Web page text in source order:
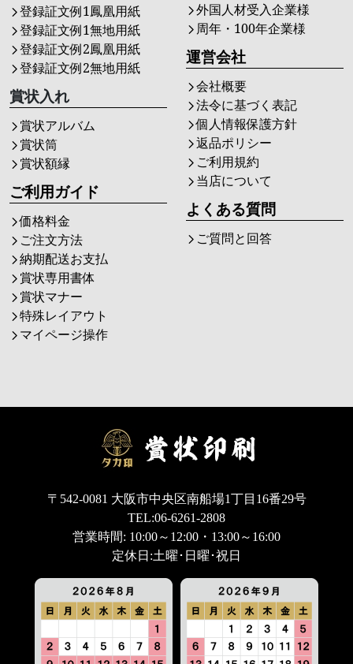
登録証文例1鳳凰用紙
登録証文例1無地用紙
登録証文例2鳳凰用紙
登録証文例2無地用紙
賞状入れ
賞状アルバム
賞状筒
賞状額縁
ご利用ガイド
価格料金
ご注文方法
納期配送お支払
賞状専用書体
賞状マナー
特殊レイアウト
マイページ操作
外国人材受入企業様
周年・100年企業様
運営会社
会社概要
法令に基づく表記
個人情報保護方針
返品ポリシー
ご利用規約
当店について
よくある質問
ご質問と回答
〒542-0081 大阪市中央区南船場1丁目16番29号
TEL:06-6261-2808
営業時間: 10:00～12:00・13:00～16:00
定休日:土曜･日曜･祝日